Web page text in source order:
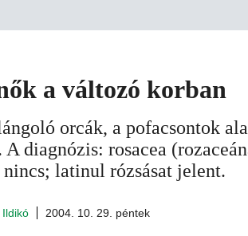
a változó korban
orcák, a pofacsontok
A diagnózis: rosacea
nincs; latinul rózsásat jelent.
Ildikó 2004. 10. 29. péntek